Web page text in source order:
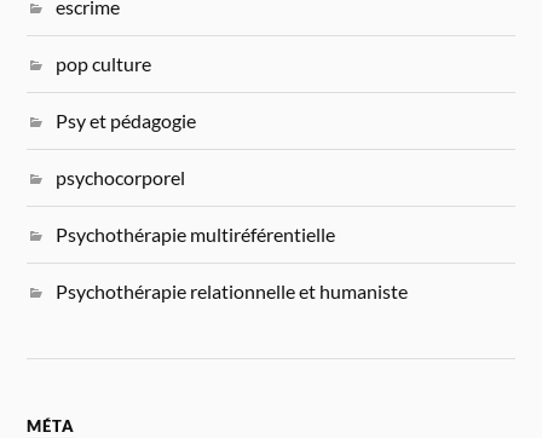
escrime
pop culture
Psy et pédagogie
psychocorporel
Psychothérapie multiréférentielle
Psychothérapie relationnelle et humaniste
MÉTA